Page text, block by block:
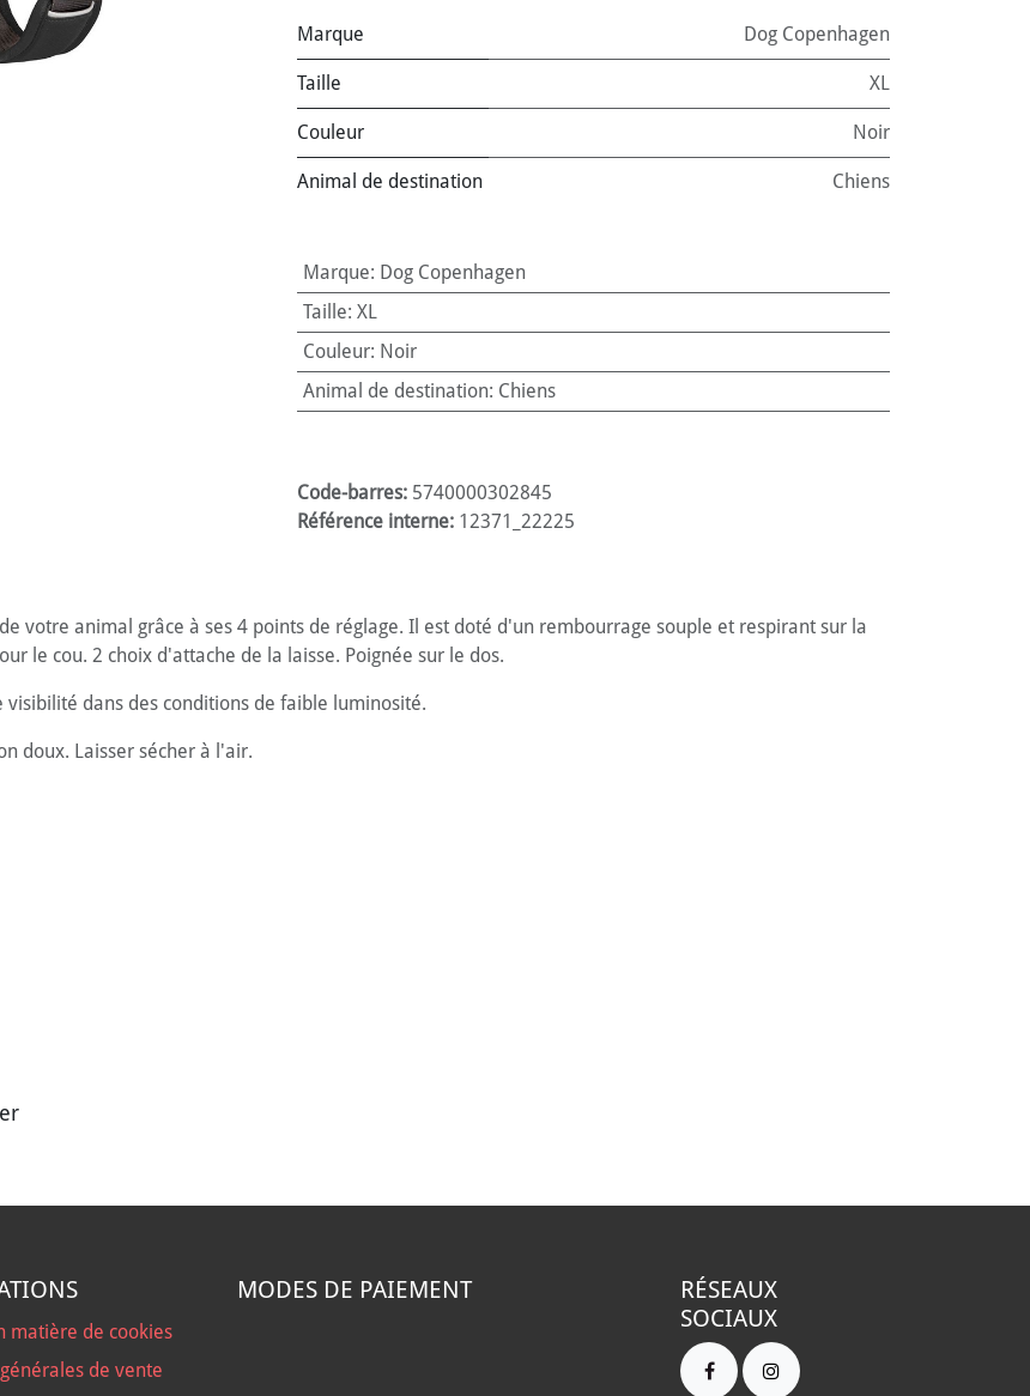
Marque Dog Copenhagen
Taille XL
Couleur Noir
Animal de destination Chiens
Marque: Dog Copenhagen
Taille: XL
Couleur: Noir
Animal de destination: Chiens
Code-barres: 5740000302845
Référence interne: 12371_22225
votre animal grâce à ses 4 points de réglage. Il est doté d'un rembourrage souple et respirant sur la
le cou. 2 choix d'attache de la laisse. Poignée sur le dos.
dans des conditions de faible luminosité.
doux. Laisser sécher à l'air.
matière de cookies
de vente
RÉSEAUX
SOCIAUX
MODES DE PAIEMENT